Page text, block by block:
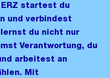
startest du
und verbindest
du nicht nur
Verantwortung, du
arbeitest an
Mit